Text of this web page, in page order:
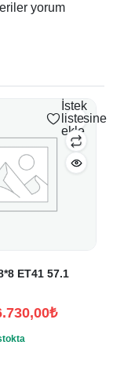
yorum
İstek
listesine
ekle
ET41 57.1
₺